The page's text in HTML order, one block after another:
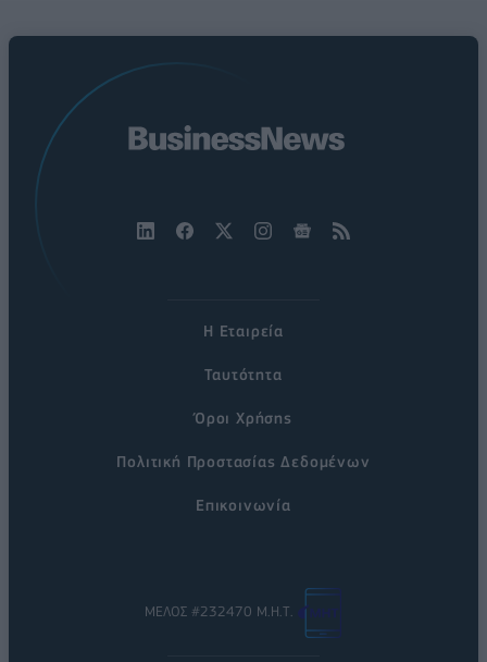
Η Εταιρεία
Ταυτότητα
Όροι Χρήσης
Πολιτική Προστασίας Δεδομένων
Επικοινωνία
ΜΕΛΟΣ #232470 Μ.Η.Τ.